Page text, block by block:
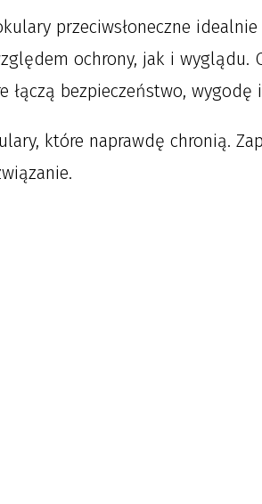
przeciwsłoneczne
ochrony, jak i wyglądu.
łączą bezpieczeństwo, wygodę
które naprawdę chronią.